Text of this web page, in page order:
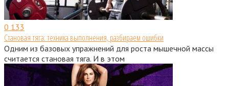
0 133
Становая тяга: техника выполнения, разбираем ошибки
Одним из базовых упражнений для роста мышечной массы
считается становая тяга. И в этом